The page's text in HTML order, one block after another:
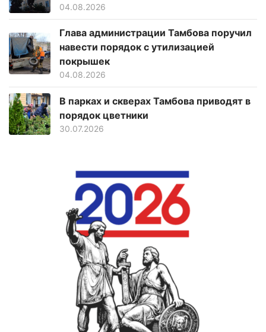
04.08.2026
Глава администрации Тамбова поручил
навести порядок с утилизацией
покрышек
04.08.2026
В парках и скверах Тамбова приводят в
порядок цветники
30.07.2026